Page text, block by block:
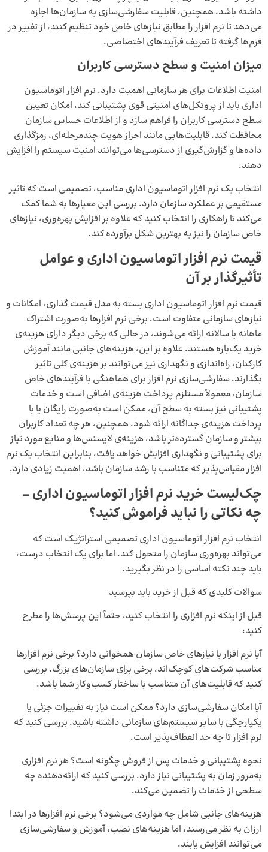
داشته باشد. همچنین، قابلیت سفارشی‌سازی به سازمان‌ها اجازه
می‌دهد تا نرم‌ افزار را مطابق نیازهای خاص خود تنظیم کنند، از تغییر در
فرم‌ها گرفته تا تعریف فرآیندهای اختصاصی.
میزان امنیت و سطح دسترسی کاربران
امنیت اطلاعات برای هر سازمانی اهمیت دارد. نرم‌ افزار اتوماسیون
اداری باید از پروتکل‌های امنیتی قوی پشتیبانی کند، امکان تعیین
سطح دسترسی کاربران را فراهم سازد و از اطلاعات حساس سازمان
محافظت کند. قابلیت‌هایی مانند احراز هویت چندمرحله‌ای، رمزگذاری
داده‌ها و گزارش‌گیری از دسترسی‌ها می‌توانند امنیت سیستم را افزایش
دهند.
انتخاب یک نرم‌ افزار اتوماسیون اداری مناسب، تصمیمی است که تاثیر
مستقیمی بر عملکرد سازمان دارد. بررسی این معیارها به شما کمک
می‌کند تا راهکاری را انتخاب کنید که علاوه بر افزایش بهره‌وری، نیازهای
خاص سازمان را نیز به بهترین شکل برآورده کند.
قیمت نرم‌ افزار اتوماسیون اداری و عوامل
تأثیرگذار بر آن
قیمت نرم‌ افزار اتوماسیون اداری بسته به مدل قیمت گذاری، امکانات و
نیازهای سازمانی متفاوت است. برخی نرم‌ افزارها به‌صورت اشتراک
ماهانه یا سالانه ارائه می‌شوند، در حالی که برخی دیگر دارای هزینه‌ی
خرید یک‌باره هستند. علاوه بر این، هزینه‌های جانبی مانند آموزش
کارکنان، راه‌اندازی و نگهداری نیز می‌توانند بر هزینه‌ی کلی تاثیر
بگذارند. سفارشی‌سازی نرم‌ افزار برای هماهنگی با فرآیندهای خاص
سازمان، معمولاً مستلزم پرداخت هزینه‌ی اضافی است و خدمات
پشتیبانی نیز بسته به سطح آن، ممکن است به‌صورت رایگان یا با
پرداخت هزینه‌ی جداگانه ارائه شود. همچنین، هر چه تعداد کاربران
بیشتر و سازمان گسترده‌تر باشد، هزینه‌ی لایسنس‌ها و منابع مورد نیاز
برای پشتیبانی و نگهداری افزایش خواهد یافت، بنابراین انتخاب یک نرم‌
افزار مقیاس‌پذیر که متناسب با رشد سازمان باشد، اهمیت زیادی دارد.
چک‌لیست خرید نرم‌ افزار اتوماسیون اداری –
چه نکاتی را نباید فراموش کنید؟
انتخاب نرم‌ افزار اتوماسیون اداری تصمیمی استراتژیک است که
می‌تواند بهره‌وری سازمان را متحول کند. اما برای یک انتخاب درست،
باید چند نکته اساسی را در نظر بگیرید.
سوالات کلیدی که قبل از خرید باید بپرسید
قبل از اینکه نرم‌ افزاری را انتخاب کنید، حتماً این پرسش‌ها را مطرح
کنید:
آیا نرم‌ افزار با نیازهای خاص سازمان همخوانی دارد؟ برخی نرم‌ افزارها
مناسب شرکت‌های کوچک‌اند، برخی برای سازمان‌های بزرگ. بررسی
کنید که قابلیت‌های آن متناسب با ساختار کسب‌وکار شما باشد.
آیا امکان سفارشی‌سازی دارد؟ ممکن است نیاز به تغییرات جزئی یا
یکپارچگی با سایر سیستم‌های سازمانی داشته باشید. بررسی کنید که
نرم‌ افزار تا چه حد انعطاف‌پذیر است.
نحوه پشتیبانی و خدمات پس از فروش چگونه است؟ هر نرم‌ افزاری
به‌مرور زمان به پشتیبانی نیاز دارد. بررسی کنید که ارائه‌دهنده چه
سطحی از خدمات را تضمین می‌کند.
هزینه‌های جانبی شامل چه مواردی می‌شود؟ برخی نرم‌ افزارها در ابتدا
ارزان به نظر می‌رسند، اما هزینه‌های نصب، آموزش و سفارشی‌سازی
می‌توانند افزایش یابند.